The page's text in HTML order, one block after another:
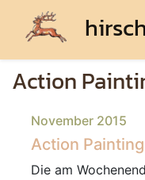
Action
November 2015
Action
Die am